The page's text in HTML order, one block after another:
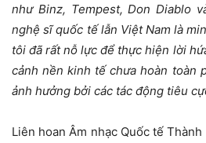
như Binz, Tempest, Don Diablo
nghệ sĩ quốc tế lẫn Việt Nam là
tôi đã rất nỗ lực để thực hiện lời
cảnh nền kinh tế chưa hoàn toàn
ảnh hưởng bởi các tác động tiêu
Liên hoan Âm nhạc Quốc tế